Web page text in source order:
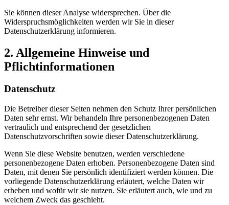
Sie können dieser Analyse widersprechen. Über die
Widerspruchsmöglichkeiten werden wir Sie in dieser
Datenschutzerklärung informieren.
2. Allgemeine Hinweise und
Pflichtinformationen
Datenschutz
Die Betreiber dieser Seiten nehmen den Schutz Ihrer persönlichen
Daten sehr ernst. Wir behandeln Ihre personenbezogenen Daten
vertraulich und entsprechend der gesetzlichen
Datenschutzvorschriften sowie dieser Datenschutzerklärung.
Wenn Sie diese Website benutzen, werden verschiedene
personenbezogene Daten erhoben. Personenbezogene Daten sind
Daten, mit denen Sie persönlich identifiziert werden können. Die
vorliegende Datenschutzerklärung erläutert, welche Daten wir
erheben und wofür wir sie nutzen. Sie erläutert auch, wie und zu
welchem Zweck das geschieht.